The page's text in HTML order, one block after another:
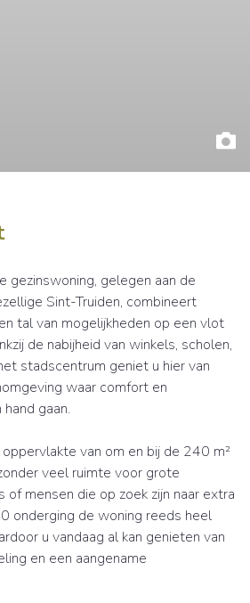
gezinswoning, gelegen aan de
Sint-Truiden, combineert
tal van mogelijkheden op een vlot
de nabijheid van winkels, scholen,
stadscentrum geniet u hier van
waar comfort en
gaan.
van om en bij de 240 m²
veel ruimte voor grote
of mensen die op zoek zijn naar extra
onderging de woning reeds heel
u vandaag al kan genieten van
en een aangename